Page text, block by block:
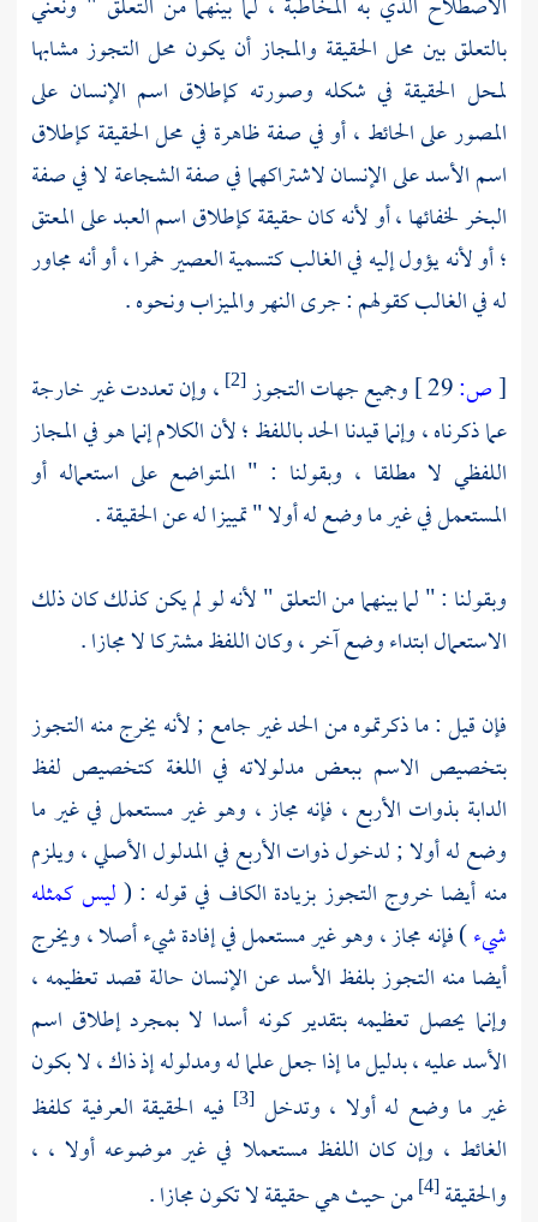
بالتعلق بين محل الحقيقة والمجاز أن يكون محل التجوز مشابها
لمحل الحقيقة في شكله وصورته كإطلاق اسم الإنسان على
المصور على الحائط ، أو في صفة ظاهرة في محل الحقيقة كإطلاق
اسم الأسد على الإنسان لاشتراكهما في صفة الشجاعة لا في صفة
البخر لخفائها ، أو لأنه كان حقيقة كإطلاق اسم العبد على المعتق
؛ أو لأنه يؤول إليه في الغالب كتسمية العصير خمرا ، أو أنه مجاور
له في الغالب كقولهم : جرى النهر والميزاب ونحوه .
[ص: وجميع جهات التجوز [2]
، وإن تعددت غير خارجة
عما ذكرناه ، وإنما قيدنا الحد باللفظ ؛ لأن الكلام إنما هو في المجاز
اللفظي لا مطلقا ، وبقولنا : " المتواضع على استعماله أو
المستعمل في غير ما وضع له أولا " تمييزا له عن الحقيقة .
وبقولنا : " لما بينهما من التعلق " لأنه لو لم يكن كذلك كان ذلك
الاستعمال ابتداء وضع آخر ، وكان اللفظ مشتركا لا مجازا .
فإن قيل : ما ذكرتموه من الحد غير جامع ; لأنه يخرج منه التجوز
بتخصيص الاسم ببعض مدلولاته في اللغة كتخصيص لفظ
الدابة بذوات الأربع ، فإنه مجاز ، وهو غير مستعمل في غير ما
وضع له أولا ; لدخول ذوات الأربع في المدلول الأصلي ، ويلزم
منه أيضا خروج التجوز بزيادة الكاف في قوله : (ليس كمثله
شيء) فإنه مجاز ، وهو غير مستعمل في إفادة شيء أصلا ، ويخرج
أيضا منه التجوز بلفظ الأسد عن الإنسان حالة قصد تعظيمه ،
وإنما يحصل تعظيمه بتقدير كونه أسدا لا بمجرد إطلاق اسم
الأسد عليه ، بدليل ما إذا جعل علما له ومدلوله إذ ذاك ، لا بكون
غير ما وضع له أولا ، وتدخل [3]
فيه الحقيقة العرفية كلفظ
الغائط ، وإن كان اللفظ مستعملا في غير موضوعه أولا ، ،
والحقيقة[4]
من حيث هي حقيقة لا تكون مجازا .